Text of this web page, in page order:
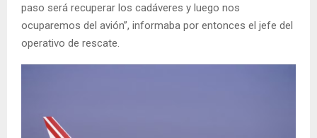
paso será recuperar los cadáveres y luego nos
ocuparemos del avión”, informaba por entonces el jefe del
operativo de rescate.